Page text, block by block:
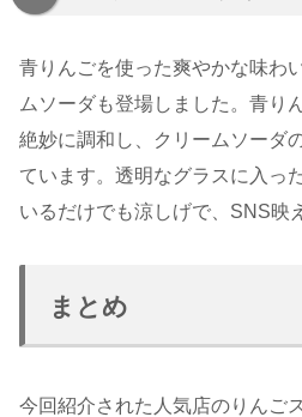
青りんごを使った爽やかな味わ
ムソーダも登場しました。青り
絶妙に調和し、クリームソーダ
ています。透明なグラスに入っ
いるだけでも涼しげで、SNS映
まとめ
今回紹介された人気店のりんご